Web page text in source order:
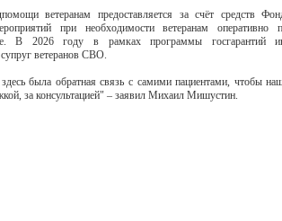
ветеранам предоставляется за счёт средств
при необходимости ветеранам оперативно
В 2026 году в рамках программы госгарантий
супруг ветеранов СВО.
была обратная связь с самими пациентами, чтобы
за консультацией" – заявил Михаил Мишустин.